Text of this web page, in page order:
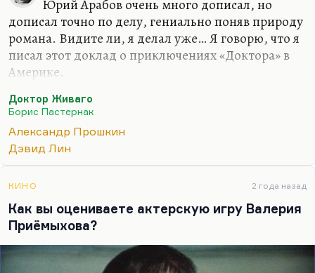
Юрий Арабов очень много дописал, но
дописал точно по делу, гениально поняв природу
романа. Видите ли, я делал уже… Я говорю, что я
писал этот доклад о приключениях «Доктора» в
Америке.
Чем близок этот фильм на Западе? Как писал
Роберт Болт, его сценарист, фильм прекрасный
любовной историей, которая вытекает из
революции, а не перетекает в неё, как было бы в
общему, а Пастернак идёт наоборот — от общего
истории. Поэтому мне кажется, что фильм
американский — он наивный, но милый. И там
это полное поле нарциссов, и эта семиглавая
усадьба, и этот лейтмотив: «Это балалайка твоей…
Доктор Живаго
Борис Пастернак
Александр Прошкин
Дэвид Лин
КИНО 2 года назад
Как вы оцениваете актерскую игру Валерия
Приёмыхова?